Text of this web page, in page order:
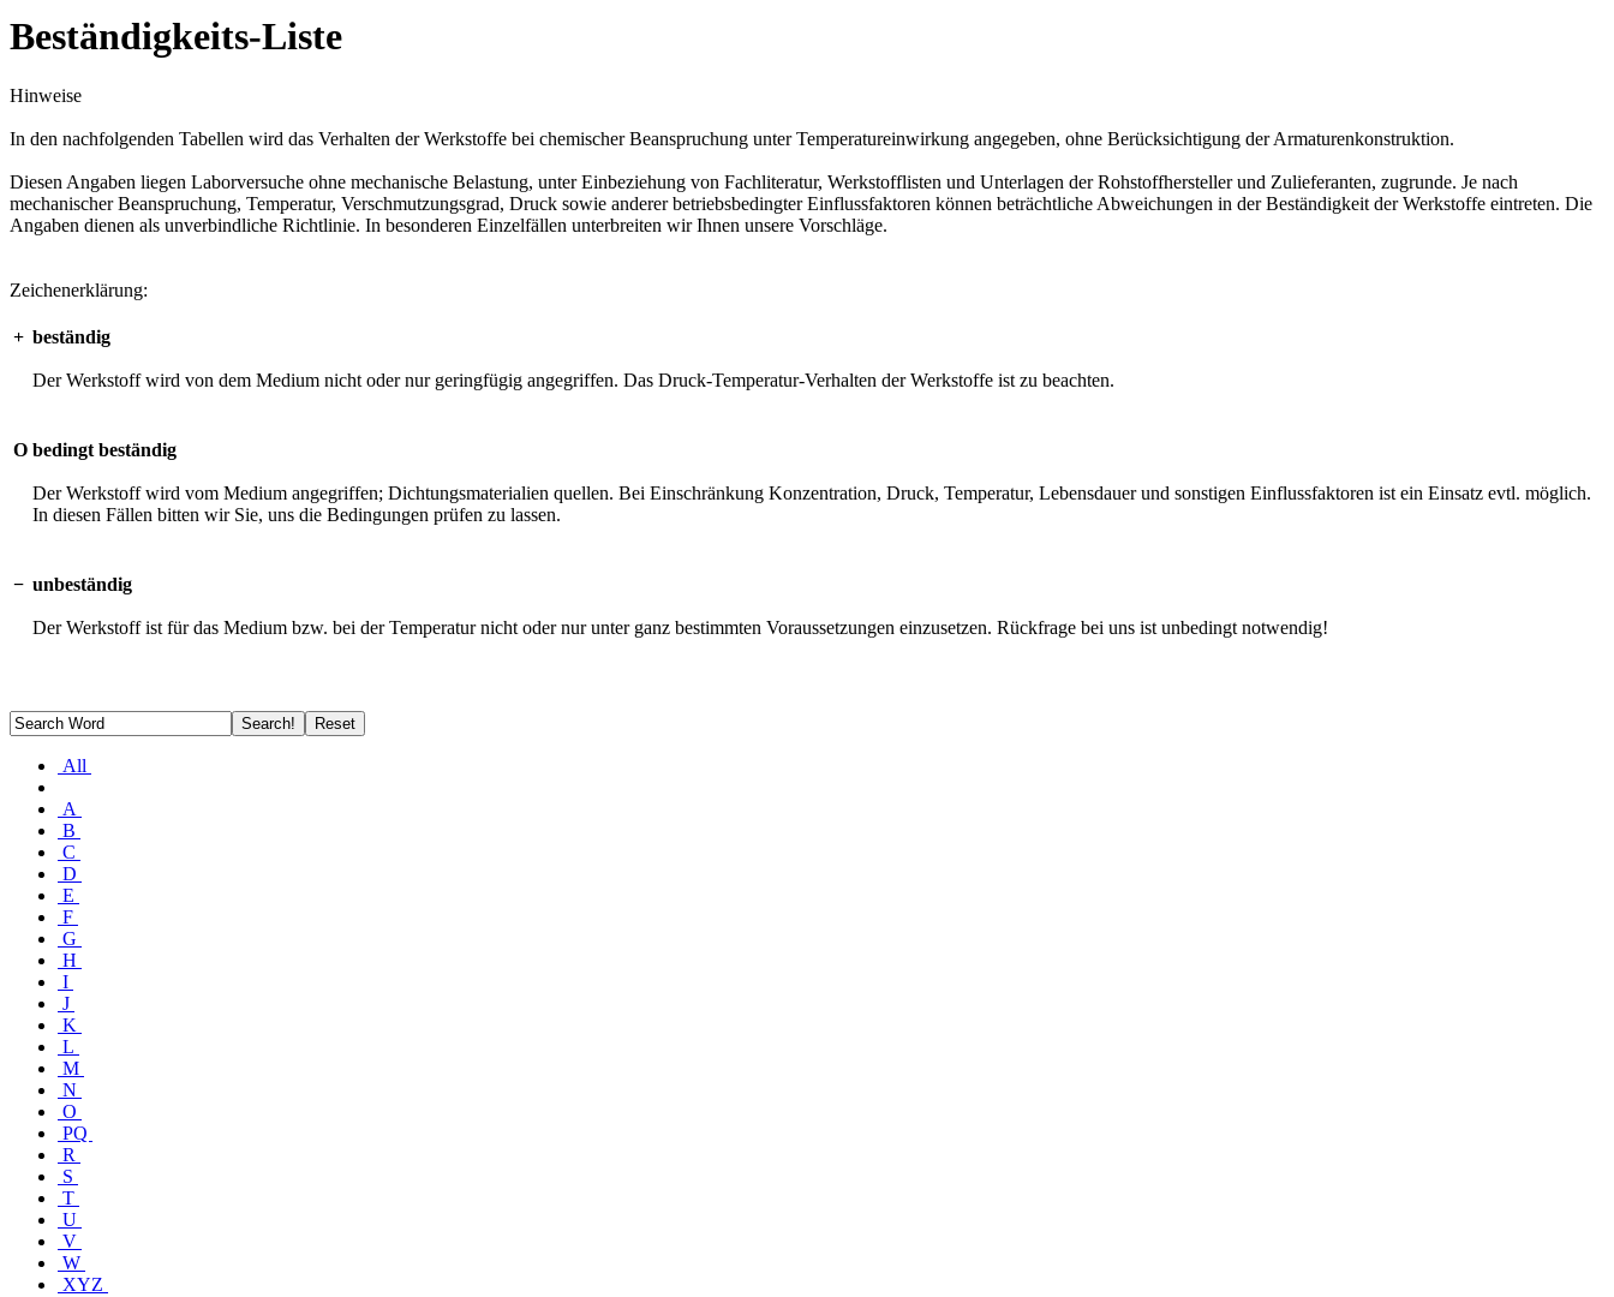
Beständigkeits-Liste
Hinweise
In den nachfolgenden Tabellen wird das Verhalten der Werkstoffe bei chemischer Beanspruchung unter Temperatureinwirkung angegeben, ohne Berücksichtigung der Armaturenkonstruktion.
Diesen Angaben liegen Laborversuche ohne mechanische Belastung, unter Einbeziehung von Fachliteratur, Werkstofflisten und Unterlagen der Rohstoffhersteller und Zulieferanten, zugrunde. Je nach
mechanischer Beanspruchung, Temperatur, Verschmutzungsgrad, Druck sowie anderer betriebsbedingter Einflussfaktoren können beträchtliche Abweichungen in der Beständigkeit der Werkstoffe eintreten. Die
Angaben dienen als unverbindliche Richtlinie. In besonderen Einzelfällen unterbreiten wir Ihnen unsere Vorschläge.
Zeichenerklärung:
+ beständig
Der Werkstoff wird von dem Medium nicht oder nur geringfügig angegriffen. Das Druck-Temperatur-Verhalten der Werkstoffe ist zu beachten.
O bedingt beständig
Der Werkstoff wird vom Medium angegriffen; Dichtungsmaterialien quellen. Bei Einschränkung Konzentration, Druck, Temperatur, Lebensdauer und sonstigen Einflussfaktoren ist ein Einsatz evtl. möglich.
In diesen Fällen bitten wir Sie, uns die Bedingungen prüfen zu lassen.
− unbeständig
Der Werkstoff ist für das Medium bzw. bei der Temperatur nicht oder nur unter ganz bestimmten Voraussetzungen einzusetzen. Rückfrage bei uns ist unbedingt notwendig!
All
A
B
C
D
E
F
G
H
I
J
K
L
M
N
O
PQ
R
S
T
U
V
W
XYZ